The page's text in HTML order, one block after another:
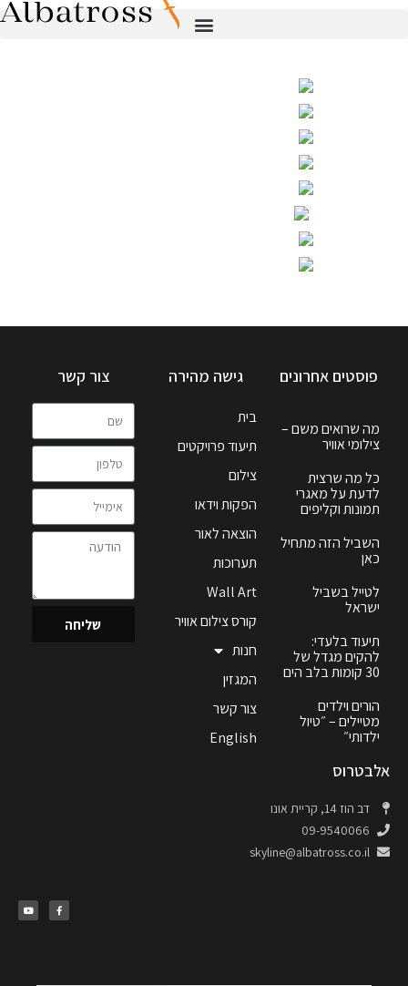
פוסטים אחרונים
מה שרואים משם –
צילומי אוויר
כל מה שרצית
לדעת על מאגרי
תמונות וקליפים
השביל הזה מתחיל
כאן
לטייל בשביל
ישראל
תיעוד בלעדי:
להקים מגדל של
30 קומות בלב הים
הורים וילדים
מטיילים – ״טיול
ילדותי״
גישה מהירה
בית
תיעוד פרויקטים
צילום
הפקות וידאו
הוצאה לאור
תערוכות
Wall Art
קורס צילום אוויר
חנות
המגזין
צור קשר
English
צור קשר
שליחה
אלבטרוס
דב הוז 14, קריית אונו
09-9540066
skyline@albatross.co.il